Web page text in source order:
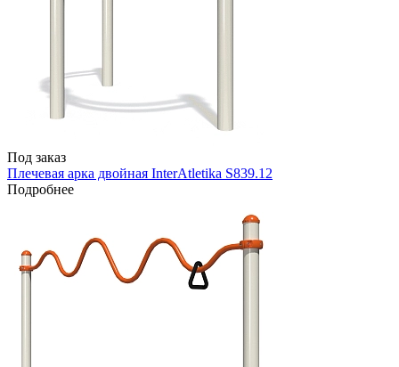
Под заказ
Плечевая арка двойная InterAtletika S839.12
Подробнее